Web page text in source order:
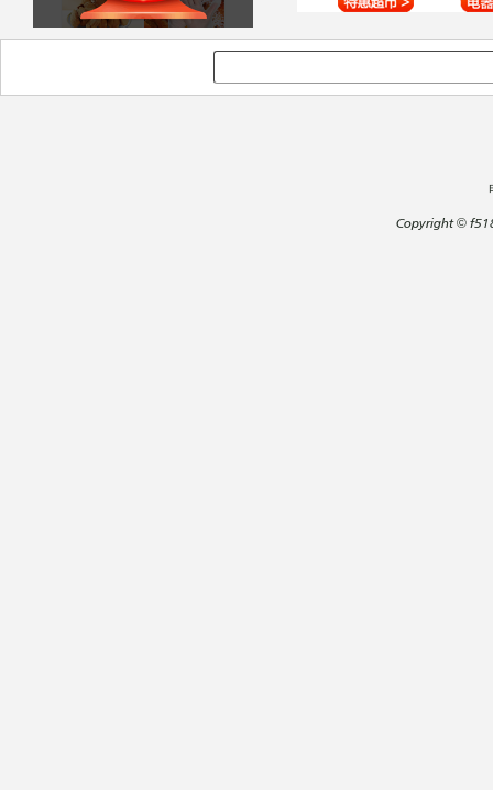
Copyright©